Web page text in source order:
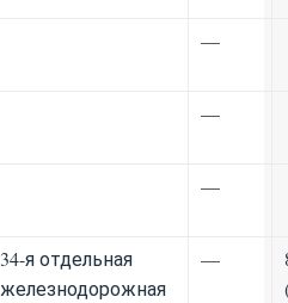
—
—
—
34-я отдельная
железнодорожная
—